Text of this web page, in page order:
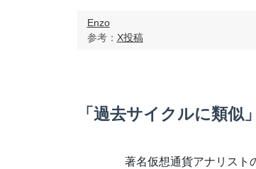
Enzo
参考： X投稿
「過去サイクルに類似
著名仮想通貨アナリスト